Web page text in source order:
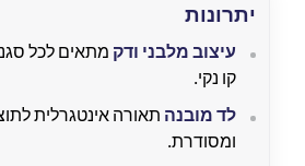
יתרונות
עיצוב מלבני ודק מתאים לכל
קו נקי.
לד מובנה תאורה אינטגרלית
ומסודרת.